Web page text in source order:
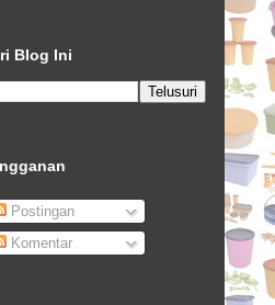
Blog Ini
Postingan
Komentar